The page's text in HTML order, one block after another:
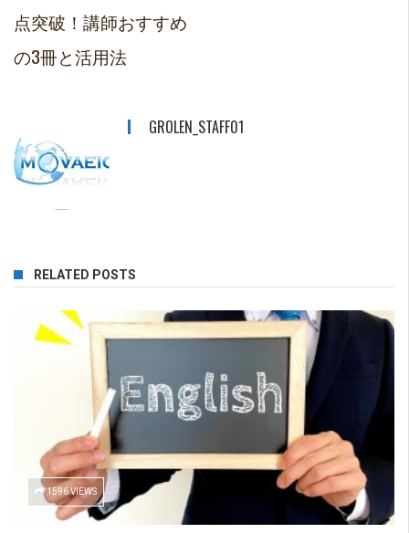
点突破！講師おすすめ
の3冊と活用法
GROLEN_STAFF01
RELATED POSTS
1596 VIEWS